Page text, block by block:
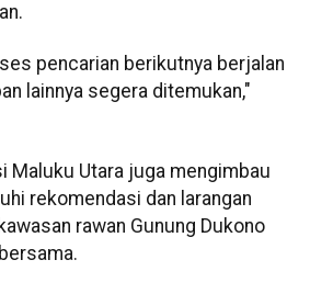
pencarian berikutnya berjalan
lainnya segera ditemukan,"
Maluku Utara juga mengimbau
rekomendasi dan larangan
rawan Gunung Dukono